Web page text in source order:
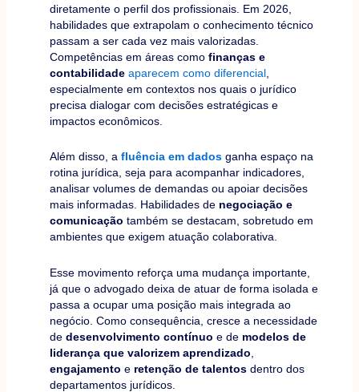
diretamente o perfil dos profissionais. Em 2026,
habilidades que extrapolam o conhecimento técnico
passam a ser cada vez mais valorizadas.
Competências em áreas como finanças e
contabilidade aparecem como diferencial,
especialmente em contextos nos quais o jurídico
precisa dialogar com decisões estratégicas e
impactos econômicos.
Além disso, a fluência em dadosganha espaço na
rotina jurídica, seja para acompanhar indicadores,
analisar volumes de demandas ou apoiar decisões
mais informadas. Habilidades de negociação e
comunicação também se destacam, sobretudo em
ambientes que exigem atuação colaborativa.
Esse movimento reforça uma mudança importante,
já que o advogado deixa de atuar de forma isolada e
passa a ocupar uma posição mais integrada ao
negócio. Como consequência, cresce a necessidade
de desenvolvimento contínuo e de modelos de
liderança que valorizem aprendizado
engajamento e retenção de talentosdentro dos
departamentos jurídicos.